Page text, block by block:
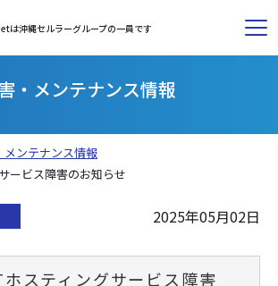
は沖縄セルラーグループの一員です
・メンテナンス情報
メンテナンス情報
ービス障害のお知らせ
2025年05月02日
ホスティングサービス障害